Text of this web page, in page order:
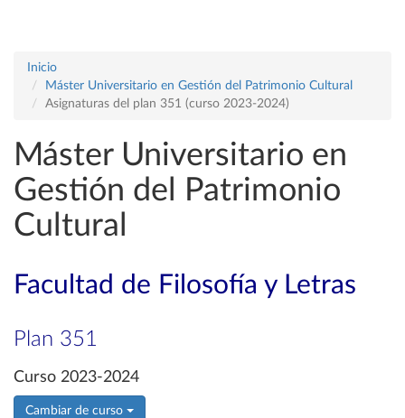
Inicio
Máster Universitario en Gestión del Patrimonio Cultural
Asignaturas del plan 351 (curso 2023-2024)
Máster Universitario en
Gestión del Patrimonio
Cultural
Facultad de Filosofía y Letras
Plan 351
Curso 2023-2024
Cambiar de curso